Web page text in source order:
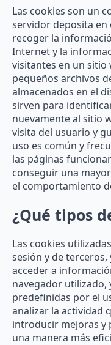
Las cookies son un
servidor deposita en
recoger la
Internet y la
visitantes en un sitio
pequeños archivos
almacenados en el
sirven para
nuevamente al sitio
visita del usuario y
uso es común y
las páginas
conseguir una
el comportamiento
¿Qué tipos
Las cookies
sesión y de
acceder a
navegador utilizado,
predefinidas por el
analizar la actividad
introducir mejoras y
una manera más